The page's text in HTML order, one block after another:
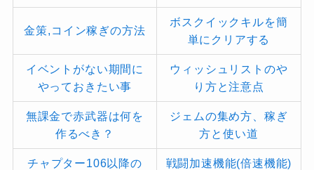
金策,コイン稼ぎの方法
ボスクイックキルを簡
単にクリアする
イベントがない期間に
やっておきたい事
ウィッシュリストのや
り方と注意点
無課金で赤武器は何を
作るべき？
ジェムの集め方、稼ぎ
方と使い道
チャプター106以降の
戦闘加速機能(倍速機能)